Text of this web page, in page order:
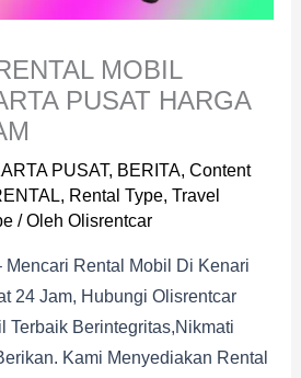
MOBIL
PUSAT HARGA
PUSAT, BERITA, Content
, Rental Type, Travel
/ Oleh Olisrentcar
Mencari Rental Mobil Di Kenari
24 Jam, Hubungi Olisrentcar
Terbaik Berintegritas,nikmati
Kami Menyediakan Rental